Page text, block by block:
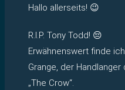
Hallo allerseits! 😉
R.I.P. Tony Todd! 😔
Erwähnenswert finde
Grange, der
„The Crow“.